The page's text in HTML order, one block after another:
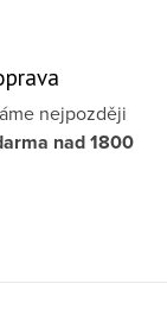
nejpozději
nad 1800